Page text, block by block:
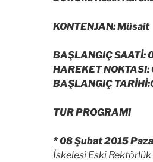
KONTENJAN: Müsait
BAŞLANGIÇ SAATİ:
HAREKET
BAŞLANGIÇ
TUR PROGRAMI
* 08 Şubat 2015
İskelesi Eski Rektörlük